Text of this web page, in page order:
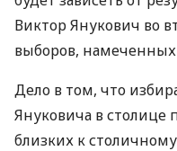
Виктор Янукович во
выборов, намеченных
Дело в том, что
Януковича в столице
близких к